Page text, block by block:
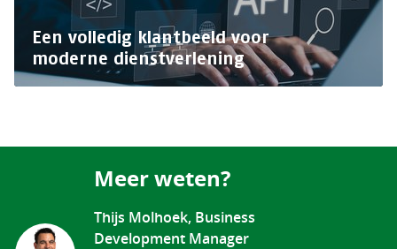
Een volledig klantbeeld voor
moderne dienstverlening
Meer weten?
Thijs Molhoek, Business
Development Manager